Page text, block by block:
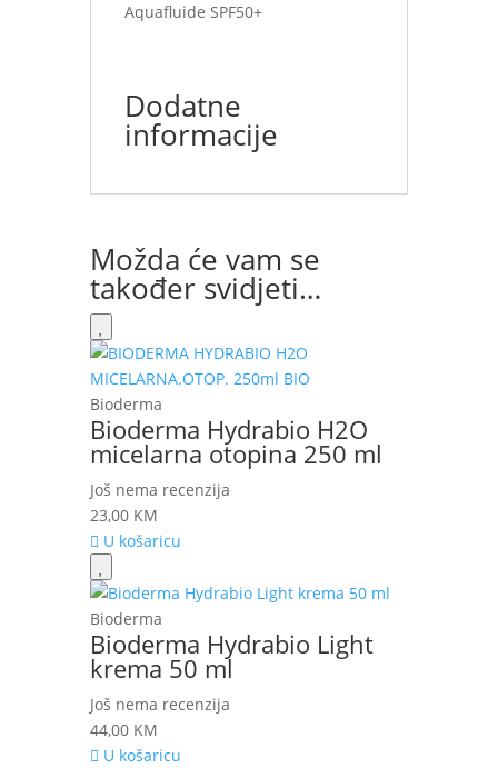
Aquafluide SPF50+
Dodatne
informacije
Možda će vam se
također svidjeti…
Bioderma
Bioderma Hydrabio H2O
micelarna otopina 250 ml
Još nema recenzija
23,00 KM
U košaricu
Bioderma
Bioderma Hydrabio Light
krema 50 ml
Još nema recenzija
44,00 KM
U košaricu